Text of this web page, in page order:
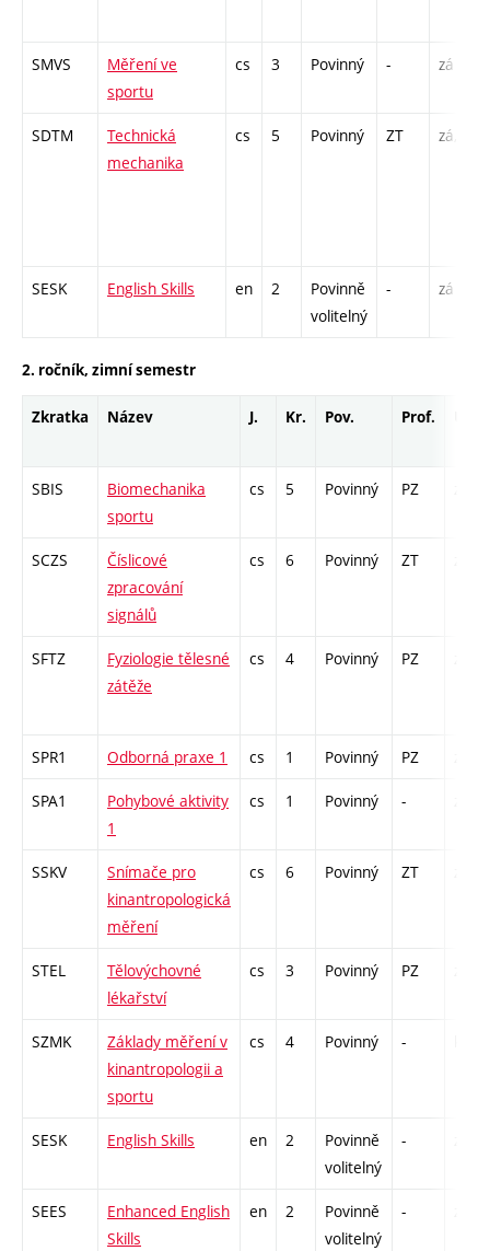
SMVS
Měření ve
sportu
cs 3 Povinný - zá
SDTM
Technická
mechanika
cs 5 Povinný ZT zá,zk
SESK English Skills en 2
Povinně
volitelný
- zá
2. ročník, zimní semestr
Zkratka Název J. Kr. Pov. Prof.
SBIS
Biomechanika
sportu
cs 5 Povinný PZ
SCZS
Číslicové
zpracování
signálů
cs 6 Povinný ZT
SFTZ
Fyziologie tělesné
zátěže
cs 4 Povinný PZ
SPR1 Odborná praxe 1 cs 1 Povinný PZ
SPA1
Pohybové aktivity
1
cs 1 Povinný -
SSKV
Snímače pro
kinantropologická
měření
cs 6 Povinný ZT
STEL
Tělovýchovné
lékařství
cs 3 Povinný PZ
SZMK
Základy měření v
kinantropologii a
sportu
cs 4 Povinný -
SESK English Skills en 2
Povinně
volitelný
-
SEES
Enhanced English
Skills
en 2
Povinně
volitelný
-